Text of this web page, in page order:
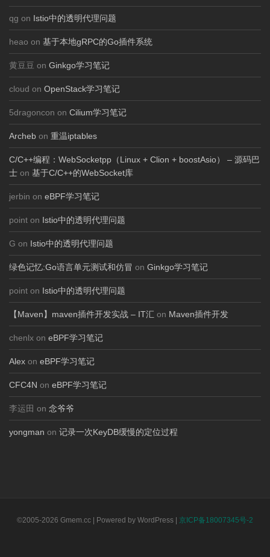
qg on Istio中的透明代理问题
heao on 基于本地gRPC的Go插件系统
黄豆豆 on Ginkgo学习笔记
cloud on OpenStack学习笔记
5dragoncon on Cilium学习笔记
Archeb on 重温iptables
C/C++编程：WebSocketpp（Linux + Clion + boostAsio） – 源码巴
士 on 基于C/C++的WebSocket库
jerbin on eBPF学习笔记
point on Istio中的透明代理问题
G on Istio中的透明代理问题
绿色记忆:Go语言单元测试和仿冒 on Ginkgo学习笔记
point on Istio中的透明代理问题
【Maven】maven插件开发实战 – IT汇 on Maven插件开发
chenlx on eBPF学习笔记
Alex on eBPF学习笔记
CFC4N on eBPF学习笔记
李运田 on 念爷爷
yongman on 记录一次KeyDB缓慢的定位过程
©2005-2026 Gmem.cc | Powered by WordPress | 京ICP备18007345号-2